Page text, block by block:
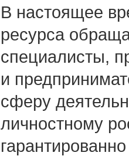
В настоящее
ресурса
специалисты,
и
сферу
личностному